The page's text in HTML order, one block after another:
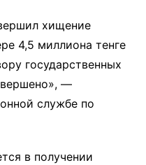
хищение
4,5 миллиона тенге
государственных
—
службе по
в получении